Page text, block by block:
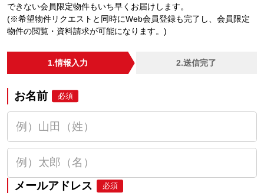
できない会員限定物件もいち早くお届けします。
(※希望物件リクエストと同時にWeb会員登録も完了し、会員限定
物件の閲覧・資料請求が可能になります。)
1.情報入力 2.送信完了
お名前 必須
メールアドレス 必須